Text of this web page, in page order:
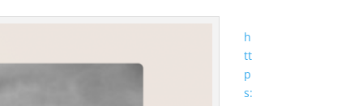
h
tt
p
s: